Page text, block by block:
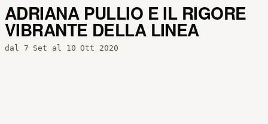
ADRIANA PULLIO E IL RIGORE
VIBRANTE DELLA LINEA
dal 7 Set al 10 Ott 2020